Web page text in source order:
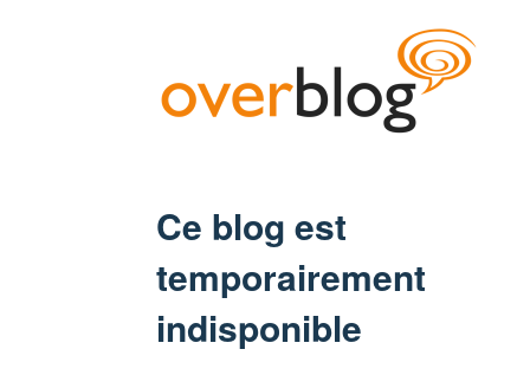
Ce blog est
temporairement
indisponible